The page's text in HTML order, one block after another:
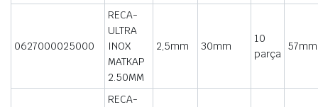
0627000025000
RECA-
ULTRA
INOX
MATKAP
2.50MM
2,5mm 30mm
10
parça
57mm
RECA-